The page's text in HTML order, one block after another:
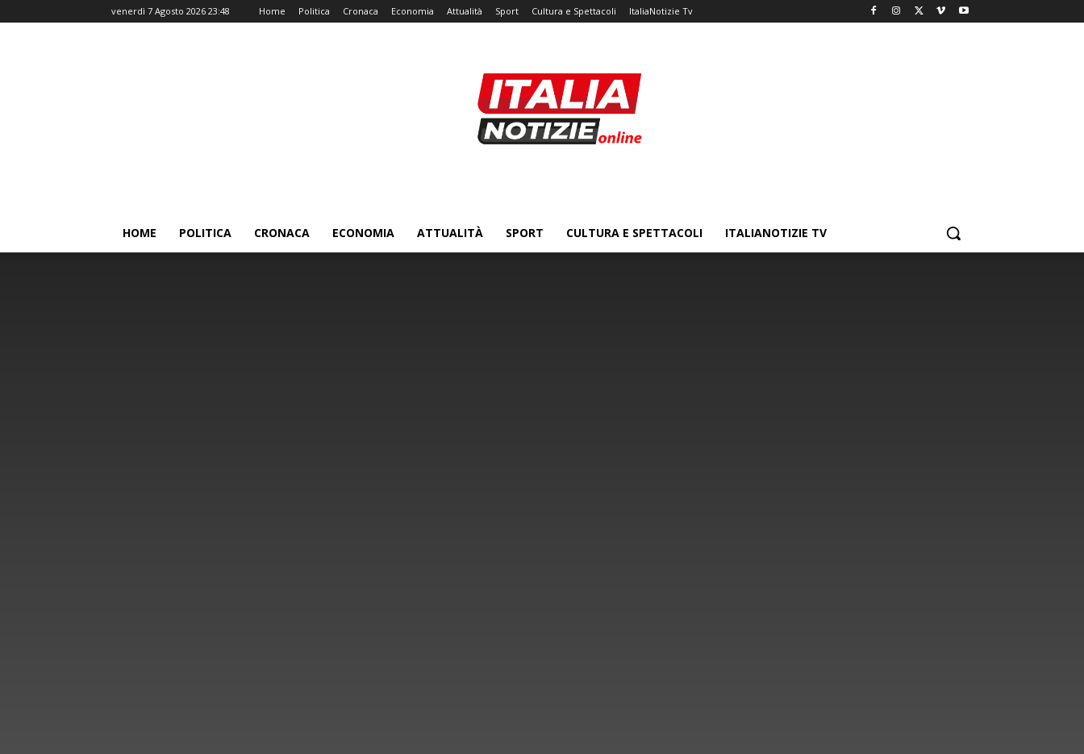
venerdì 7 Agosto 2026 23:48 Home Politica Cronaca Economia Attualità Sport Cultura e Spettacoli ItaliaNotizie Tv
HOME POLITICA CRONACA ECONOMIA ATTUALITÀ SPORT CULTURA E SPETTACOLI ITALIANOTIZIE TV